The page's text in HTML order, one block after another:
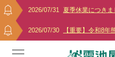
2026/07/31 夏季休業につきま
2026/07/30 【重要】令和8年